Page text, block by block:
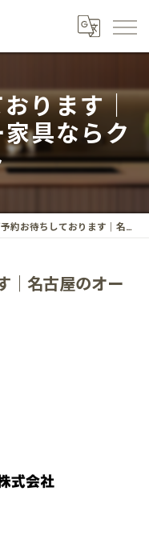
ります｜
具ならク
お待ちしております｜名古屋のオーダー家具ならクラフト
｜名古屋のオー